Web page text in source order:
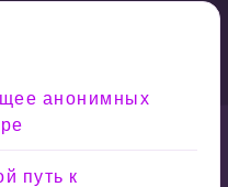
анонимных
путь к